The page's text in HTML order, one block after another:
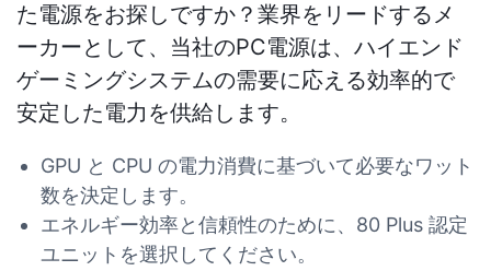
た電源をお探しですか？業界をリードするメ
ーカーとして、当社のPC電源は、ハイエンド
ゲーミングシステムの需要に応える効率的で
安定した電力を供給します。
GPU と CPU の電力消費に基づいて必要なワット
数を決定します。
エネルギー効率と信頼性のために、80 Plus 認定
ユニットを選択してください。